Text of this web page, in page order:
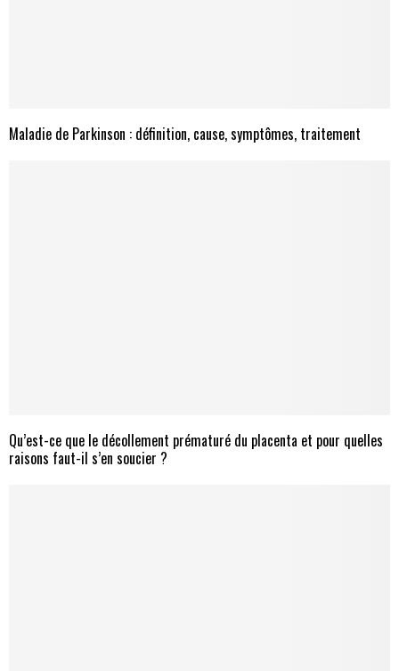
Maladie de Parkinson : définition, cause, symptômes, traitement
Qu’est-ce que le décollement prématuré du placenta et pour quelles
raisons faut-il s’en soucier ?